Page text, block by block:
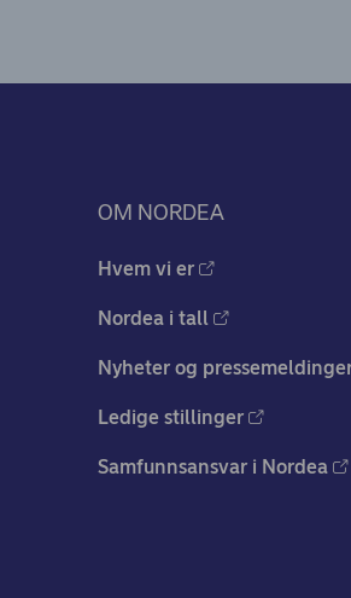
OM NORDEA
Hvem vi er
Nordea i tall
Nyheter og
Ledige stillinger
Samfunnsansvar i Nordea